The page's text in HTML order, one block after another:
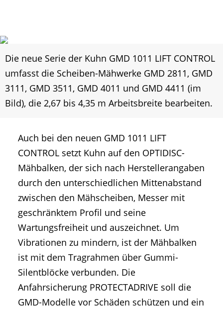
Die neue Serie der Kuhn GMD 1011 LIFT CONTROL
umfasst die Scheiben-Mähwerke GMD 2811, GMD
3111, GMD 3511, GMD 4011 und GMD 4411 (im
Bild), die 2,67 bis 4,35 m Arbeitsbreite bearbeiten.
Auch bei den neuen GMD 1011 LIFT
CONTROL setzt Kuhn auf den OPTIDISC-
Mähbalken, der sich nach Herstellerangaben
durch den unterschiedlichen Mittenabstand
zwischen den Mähscheiben, Messer mit
geschränktem Profil und seine
Wartungsfreiheit und auszeichnet. Um
Vibrationen zu mindern, ist der Mähbalken
ist mit dem Tragrahmen über Gummi-
Silentblöcke verbunden. Die
Anfahrsicherung PROTECTADRIVE soll die
GMD-Modelle vor Schäden schützen und ein